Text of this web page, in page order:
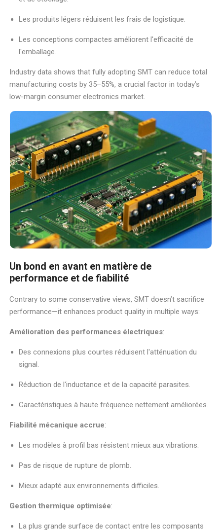
Les produits légers réduisent les frais de logistique.
Les conceptions compactes améliorent l'efficacité de
l'emballage.
Industry data shows that fully adopting SMT can reduce total
manufacturing costs by 35–55%, a crucial factor in today’s
low-margin consumer electronics market.
Un bond en avant en matière de
performance et de fiabilité
Contrary to some conservative views, SMT doesn’t sacrifice
performance—it enhances product quality in multiple ways:
Amélioration des performances électriques:
Des connexions plus courtes réduisent l'atténuation du
signal.
Réduction de l'inductance et de la capacité parasites.
Caractéristiques à haute fréquence nettement améliorées.
Fiabilité mécanique accrue:
Les modèles à profil bas résistent mieux aux vibrations.
Pas de risque de rupture de plomb.
Mieux adapté aux environnements difficiles.
Gestion thermique optimisée:
La plus grande surface de contact entre les composants